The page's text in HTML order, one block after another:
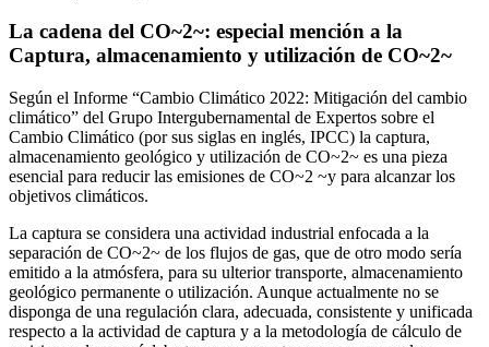
La cadena del CO~2~: especial mención a la
Captura, almacenamiento y utilización de CO~2~
Según el Informe “Cambio Climático 2022: Mitigación del cambio
climático” del Grupo Intergubernamental de Expertos sobre el
Cambio Climático (por sus siglas en inglés, IPCC) la captura,
almacenamiento geológico y utilización de CO~2~ es una pieza
esencial para reducir las emisiones de CO~2 ~y para alcanzar los
objetivos climáticos.
La captura se considera una actividad industrial enfocada a la
separación de CO~2~ de los flujos de gas, que de otro modo sería
emitido a la atmósfera, para su ulterior transporte, almacenamiento
geológico permanente o utilización. Aunque actualmente no se
disponga de una regulación clara, adecuada, consistente y unificada
respecto a la actividad de captura y a la metodología de cálculo de